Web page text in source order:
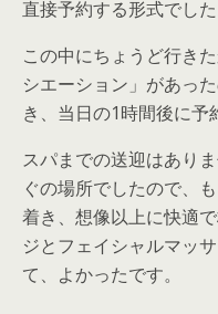
直接予約する形式でした
この中にちょうど行き
シエーション」があっ
き、当日の1時間後に予
スパまでの送迎はあり
ぐの場所でしたので、
着き、想像以上に快適
ジとフェイシャルマッ
て、よかったです。